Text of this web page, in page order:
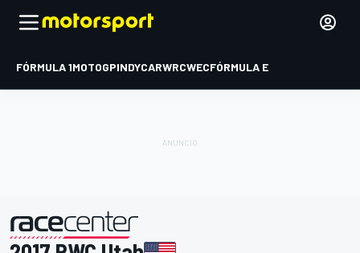
FÓRMULA 1MOTOGPINDYCARWRCWECFÓRMULA E